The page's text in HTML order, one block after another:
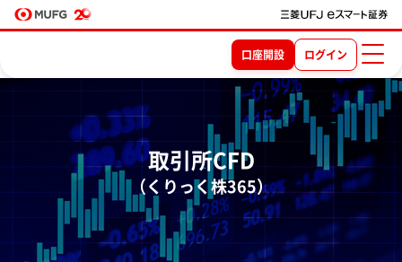
口座開設 ログイン
取引所CFD
（くりっく株365）